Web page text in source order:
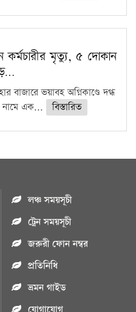
কর্মচারীর মৃত্যু, ৫ দোকান
বাজারে ভয়াবহ অগ্নিকাণ্ডে দগ্ধ
নামে এক...
বিস্তারিত
লঞ্চ সময়সূচী
ট্রেন সময়সূচী
জরুরী ফোন নম্বর
প্রতিনিধি
ভ্রমন গাইড